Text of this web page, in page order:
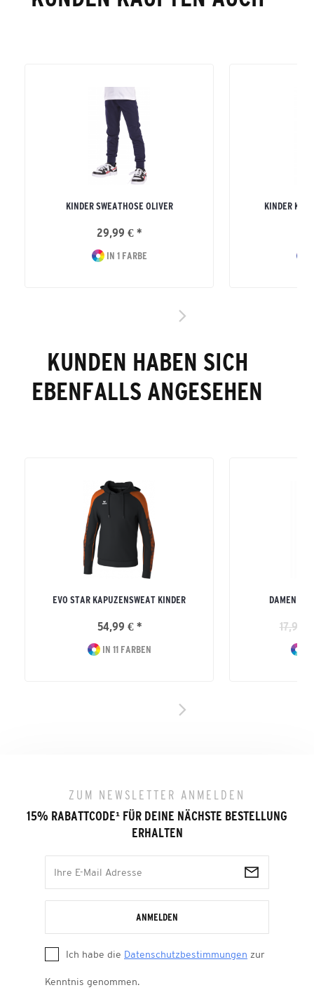
KINDER SWEATHOSE OLIVER
29,99 € *
IN 1 FARBE
KINDER
KUNDEN HABEN SICH
EBENFALLS ANGESEHEN
EVO STAR KAPUZENSWEAT KINDER
54,99 € *
IN 11 FARBEN
DAMEN
17,99
ZUM NEWSLETTER ANMELDEN
15% RABATTCODE¹ FÜR DEINE NÄCHSTE BESTELLUNG
ERHALTEN
ANMELDEN
Ich habe die Datenschutzbestimmungen zur
Kenntnis genommen.